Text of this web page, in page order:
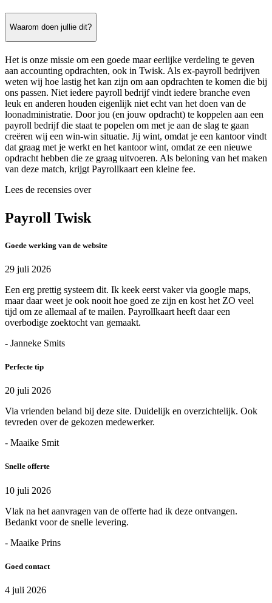
Waarom doen jullie dit?
Het is onze missie om een goede maar eerlijke verdeling te geven
aan accounting opdrachten, ook in Twisk. Als ex-payroll bedrijven
weten wij hoe lastig het kan zijn om aan opdrachten te komen die bij
ons passen. Niet iedere payroll bedrijf vindt iedere branche even
leuk en anderen houden eigenlijk niet echt van het doen van de
loonadministratie. Door jou (en jouw opdracht) te koppelen aan een
payroll bedrijf die staat te popelen om met je aan de slag te gaan
creëren wij een win-win situatie. Jij wint, omdat je een kantoor vindt
dat graag met je werkt en het kantoor wint, omdat ze een nieuwe
opdracht hebben die ze graag uitvoeren. Als beloning van het maken
van deze match, krijgt Payrollkaart een kleine fee.
Lees de recensies over
Payroll Twisk
Goede werking van de website
29 juli 2026
Een erg prettig systeem dit. Ik keek eerst vaker via google maps,
maar daar weet je ook nooit hoe goed ze zijn en kost het ZO veel
tijd om ze allemaal af te mailen. Payrollkaart heeft daar een
overbodige zoektocht van gemaakt.
- Janneke Smits
Perfecte tip
20 juli 2026
Via vrienden beland bij deze site. Duidelijk en overzichtelijk. Ook
tevreden over de gekozen medewerker.
- Maaike Smit
Snelle offerte
10 juli 2026
Vlak na het aanvragen van de offerte had ik deze ontvangen.
Bedankt voor de snelle levering.
- Maaike Prins
Goed contact
4 juli 2026